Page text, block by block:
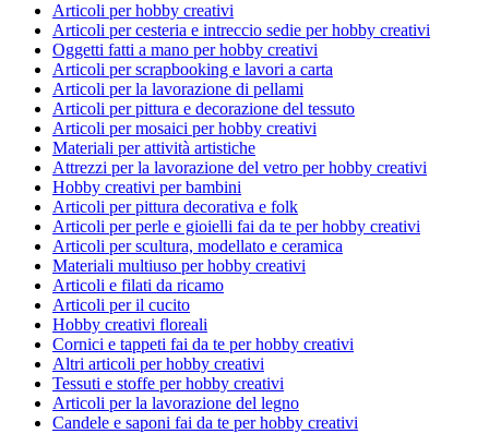
Articoli per hobby creativi
Articoli per cesteria e intreccio sedie per hobby creativi
Oggetti fatti a mano per hobby creativi
Articoli per scrapbooking e lavori a carta
Articoli per la lavorazione di pellami
Articoli per pittura e decorazione del tessuto
Articoli per mosaici per hobby creativi
Materiali per attività artistiche
Attrezzi per la lavorazione del vetro per hobby creativi
Hobby creativi per bambini
Articoli per pittura decorativa e folk
Articoli per perle e gioielli fai da te per hobby creativi
Articoli per scultura, modellato e ceramica
Materiali multiuso per hobby creativi
Articoli e filati da ricamo
Articoli per il cucito
Hobby creativi floreali
Cornici e tappeti fai da te per hobby creativi
Altri articoli per hobby creativi
Tessuti e stoffe per hobby creativi
Articoli per la lavorazione del legno
Candele e saponi fai da te per hobby creativi